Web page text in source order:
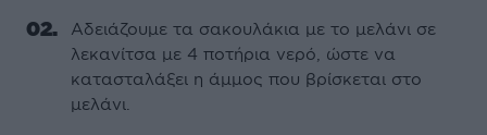
Αδειάζουµε τα σακουλάκια µε το µελάνι σε
λεκανίτσα µε 4 ποτήρια νερό, ώστε να
κατασταλάξει η άµµος που βρίσκεται στο
µελάνι.